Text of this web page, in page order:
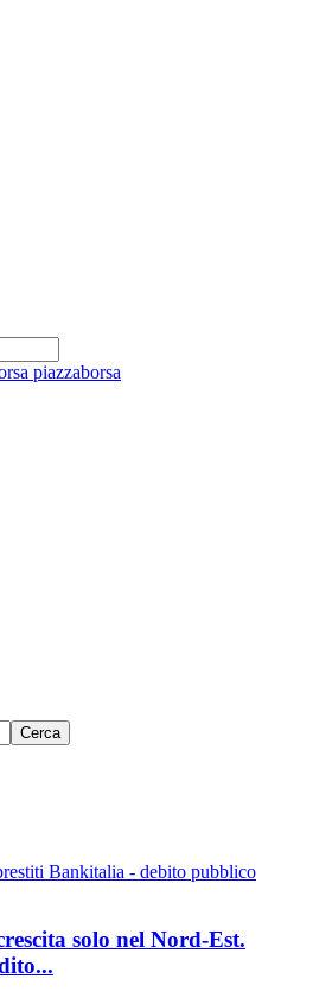
piazzaborsa
solo nel Nord‑Est.